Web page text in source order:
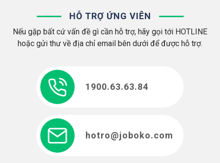
HỖ TRỢ ỨNG VIÊN
Nếu gặp bất cứ vấn đề gì cần hỗ trợ, hãy gọi tới HOTLINE
hoặc gửi thư về địa chỉ email bên dưới để được hỗ trợ.
1900.63.63.84
hotro@joboko.com